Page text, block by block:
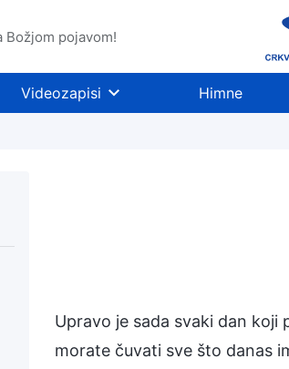
Božjom pojavom!
Videozapisi Himne
Upravo je sada svaki dan koji
morate čuvati sve što danas